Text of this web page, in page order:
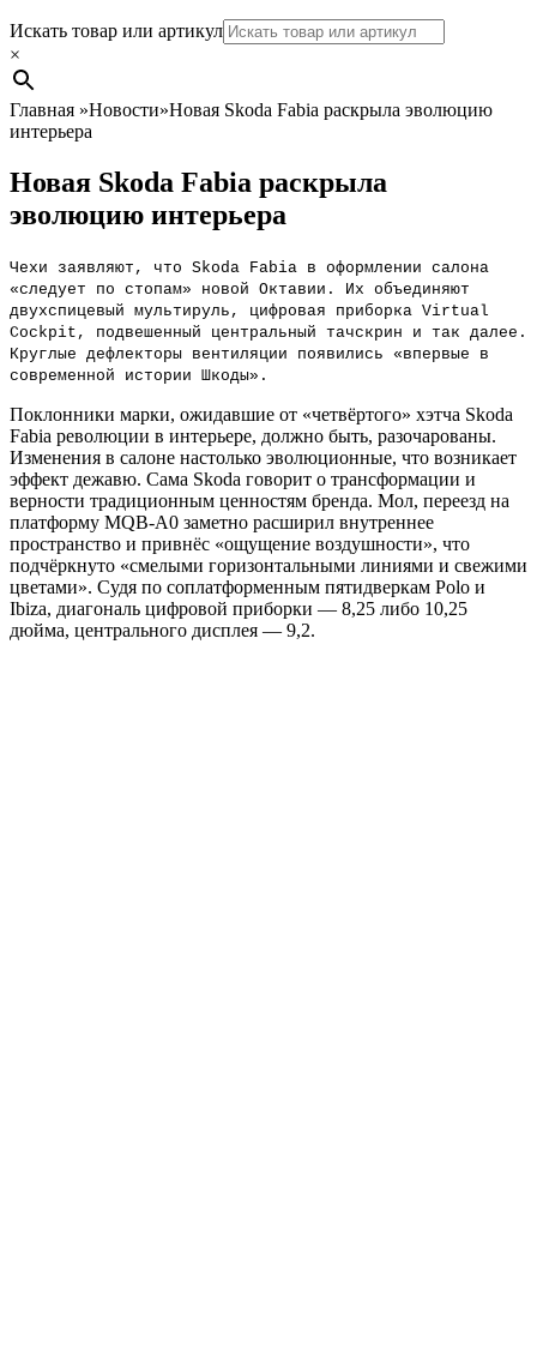
Search
Искать товар или артикул
×
Главная »Новости»Новая Skoda Fabia раскрыла эволюцию
интерьера
Новая Skoda Fabia раскрыла
эволюцию интерьера
Чехи заявляют, что Skoda Fabia в оформлении салона
«следует по стопам» новой Октавии. Их объединяют
двухспицевый мультируль, цифровая приборка Virtual
Cockpit, подвешенный центральный тачскрин и так далее.
Круглые дефлекторы вентиляции появились «впервые в
современной истории Шкоды».
Поклонники марки, ожидавшие от «четвёртого» хэтча Skoda
Fabia революции в интерьере, должно быть, разочарованы.
Изменения в салоне настолько эволюционные, что возникает
эффект дежавю. Сама Skoda говорит о трансформации и
верности традиционным ценностям бренда. Мол, переезд на
платформу MQB-A0 заметно расширил внутреннее
пространство и привнёс «ощущение воздушности», что
подчёркнуто «смелыми горизонтальными линиями и свежими
цветами». Судя по соплатформенным пятидверкам Polo и
Ibiza, диагональ цифровой приборки — 8,25 либо 10,25
дюйма, центрального дисплея — 9,2.